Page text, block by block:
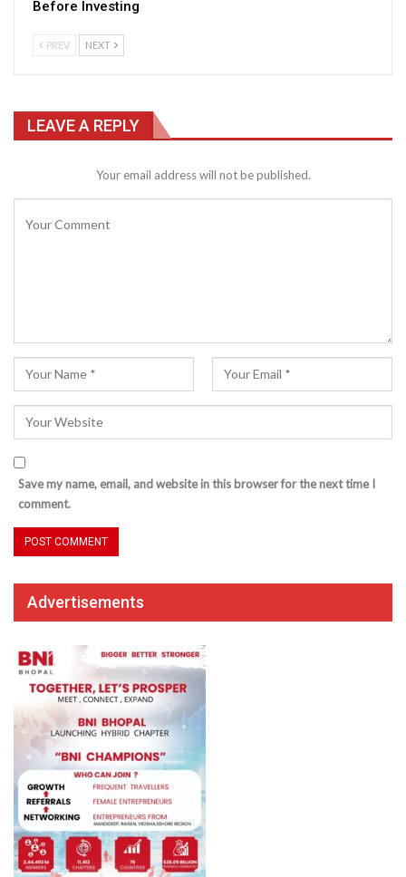
Before Investing
PREV NEXT
LEAVE A REPLY
Your email address will not be published.
Save my name, email, and website in this browser for the next time I
comment.
Advertisements